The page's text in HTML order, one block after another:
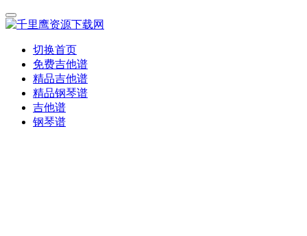
切换首页
免费吉他谱
精品吉他谱
精品钢琴谱
吉他谱
钢琴谱